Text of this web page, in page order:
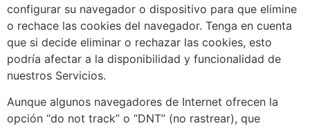
configurar su navegador o dispositivo para que elimine
o rechace las cookies del navegador. Tenga en cuenta
que si decide eliminar o rechazar las cookies, esto
podría afectar a la disponibilidad y funcionalidad de
nuestros Servicios.
Aunque algunos navegadores de Internet ofrecen la
opción “do not track” o “DNT” (no rastrear), que